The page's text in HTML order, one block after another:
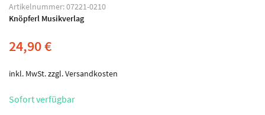
Artikelnummer:07221-0210
Knöpferl Musikverlag
24,90€
inkl. MwSt.zzgl.Versandkosten
Sofort verfügbar